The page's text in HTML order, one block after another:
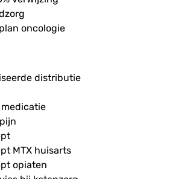
oncologie
distributie
MTX huisarts
opiaten